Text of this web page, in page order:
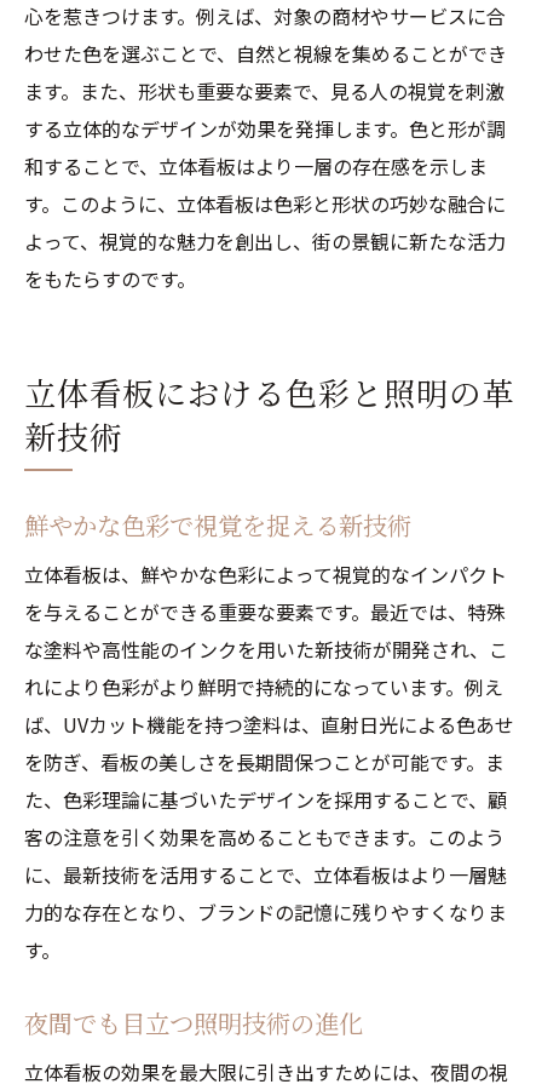
心を惹きつけます。例えば、対象の商材やサービスに合
わせた色を選ぶことで、自然と視線を集めることができ
ます。また、形状も重要な要素で、見る人の視覚を刺激
する立体的なデザインが効果を発揮します。色と形が調
和することで、立体看板はより一層の存在感を示しま
す。このように、立体看板は色彩と形状の巧妙な融合に
よって、視覚的な魅力を創出し、街の景観に新たな活力
をもたらすのです。
立体看板における色彩と照明の革
新技術
鮮やかな色彩で視覚を捉える新技術
立体看板は、鮮やかな色彩によって視覚的なインパクト
を与えることができる重要な要素です。最近では、特殊
な塗料や高性能のインクを用いた新技術が開発され、こ
れにより色彩がより鮮明で持続的になっています。例え
ば、UVカット機能を持つ塗料は、直射日光による色あせ
を防ぎ、看板の美しさを長期間保つことが可能です。ま
た、色彩理論に基づいたデザインを採用することで、顧
客の注意を引く効果を高めることもできます。このよう
に、最新技術を活用することで、立体看板はより一層魅
力的な存在となり、ブランドの記憶に残りやすくなりま
す。
夜間でも目立つ照明技術の進化
立体看板の効果を最大限に引き出すためには、夜間の視